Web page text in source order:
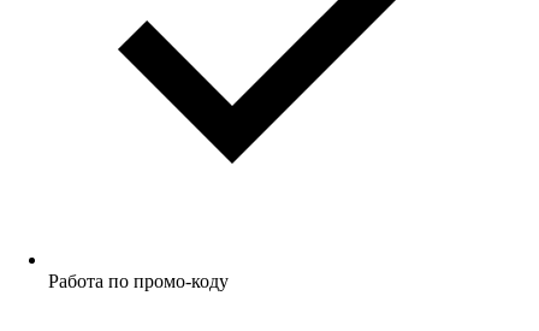
Работа по промо-коду